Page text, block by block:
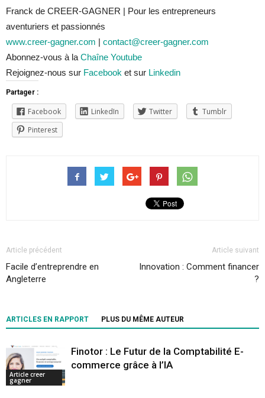
Franck de CREER-GAGNER | Pour les entrepreneurs
aventuriers et passionnés
www.creer-gagner.com | contact@creer-gagner.com
Abonnez-vous à la Chaîne Youtube
Rejoignez-nous sur Facebook et sur Linkedin
Partager :
Facebook LinkedIn Twitter
Tumblr
Pinterest
Article précédent
Facile d’entreprendre en
Angleterre
Article suivant
Innovation : Comment financer
?
ARTICLES EN RAPPORT PLUS DU MÊME AUTEUR
Article creer
gagner
Finotor : Le Futur de la Comptabilité E-
commerce grâce à l’IA